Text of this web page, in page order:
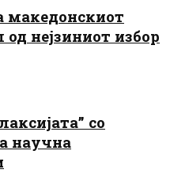
македонскиот
од нејзиниот избор
со
научна